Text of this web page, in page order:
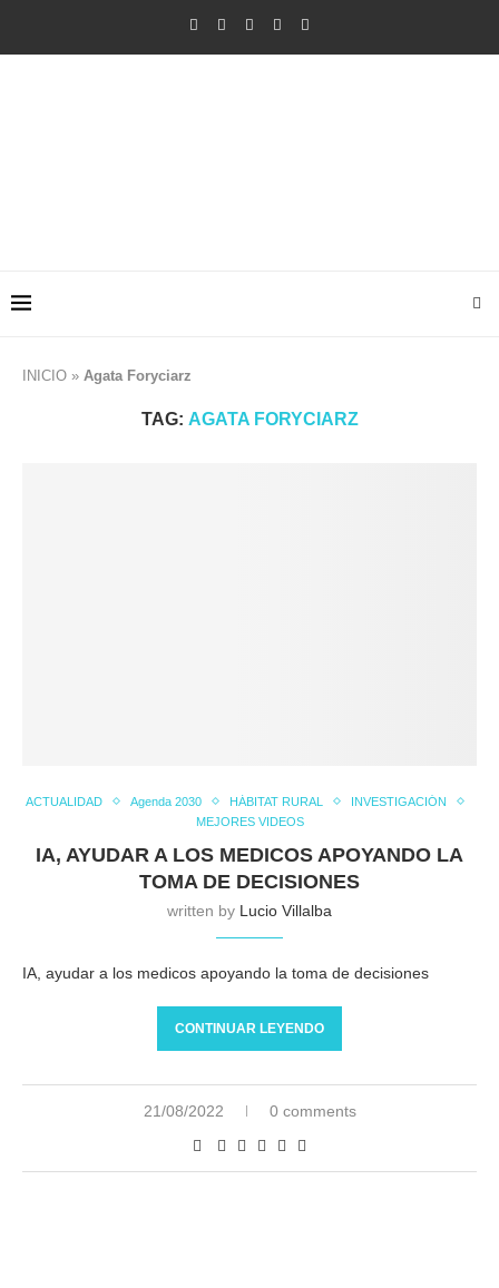
INICIO » Agata Foryciarz
TAG: AGATA FORYCIARZ
ACTUALIDAD Agenda 2030 HÁBITAT RURAL
INVESTIGACIÓN
MEJORES VIDEOS
IA, AYUDAR A LOS MEDICOS APOYANDO LA
TOMA DE DECISIONES
written by Lucio Villalba
IA, ayudar a los medicos apoyando la toma de decisiones
CONTINUAR LEYENDO
21/08/2022 0 comments